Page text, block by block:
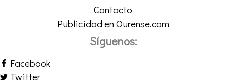
Contacto
Publicidad en Ourense.com
Síguenos:
Facebook
Twitter